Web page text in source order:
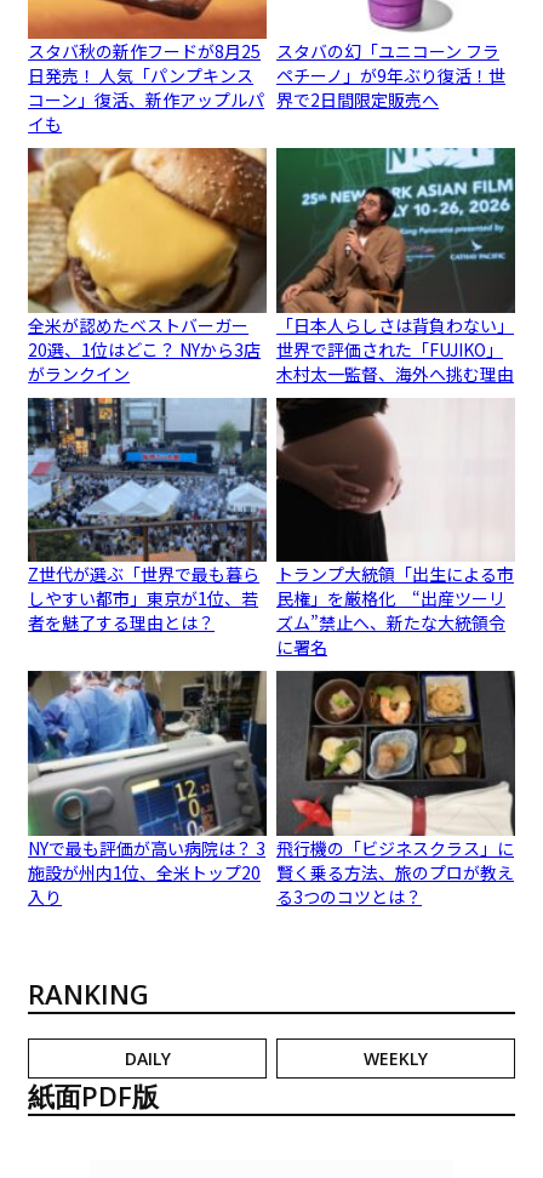
スタバ秋の新作フードが8月25
日発売！ 人気「パンプキンス
コーン」復活、新作アップルパ
イも
スタバの幻「ユニコーン フラ
ペチーノ」が9年ぶり復活！世
界で2日間限定販売へ
全米が認めたベストバーガー
20選、1位はどこ？ NYから3店
がランクイン
「日本人らしさは背負わない」
世界で評価された「FUJIKO」
木村太一監督、海外へ挑む理由
Z世代が選ぶ「世界で最も暮ら
しやすい都市」東京が1位、若
者を魅了する理由とは？
トランプ大統領「出生による市
民権」を厳格化 “出産ツーリ
ズム”禁止へ、新たな大統領令
に署名
NYで最も評価が高い病院は？ 3
施設が州内1位、全米トップ20
入り
飛行機の「ビジネスクラス」に
賢く乗る方法、旅のプロが教え
る3つのコツとは？
RANKING
DAILY WEEKLY
紙面PDF版